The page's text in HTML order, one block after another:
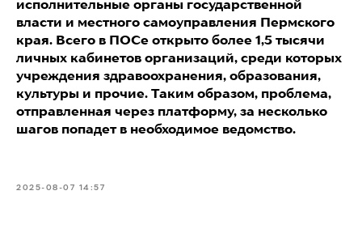
исполнительные органы государственной
власти и местного самоуправления Пермского
края. Всего в ПОСе открыто более 1,5 тысячи
личных кабинетов организаций, среди которых
учреждения здравоохранения, образования,
культуры и прочие. Таким образом, проблема,
отправленная через платформу, за несколько
шагов попадет в необходимое ведомство.
2025-08-07 14:57